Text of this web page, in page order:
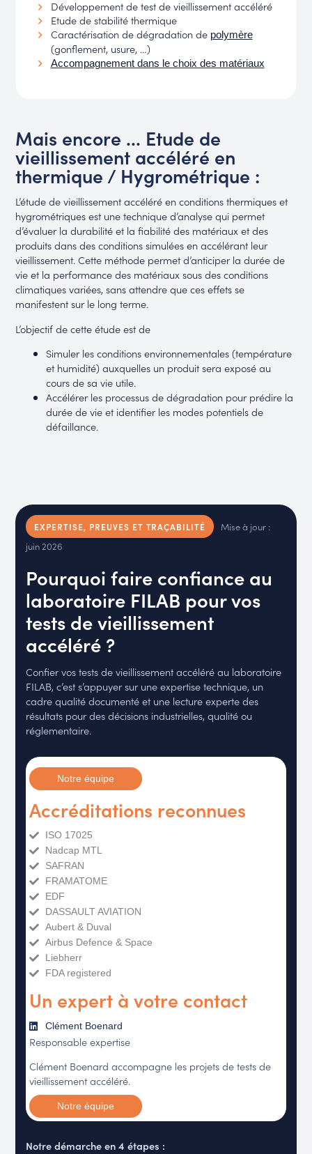
Développement de test de vieillissement accéléré
Etude de stabilité thermique
Caractérisation de dégradation de polymère
(gonflement, usure, …)
Accompagnement dans le choix des matériaux
Mais encore ... Etude de
vieillissement accéléré en
thermique / Hygrométrique :
L’étude de vieillissement accéléré en conditions thermiques et
hygrométriques est une technique d’analyse qui permet
d’évaluer la durabilité et la fiabilité des matériaux et des
produits dans des conditions simulées en accélérant leur
vieillissement. Cette méthode permet d’anticiper la durée de
vie et la performance des matériaux sous des conditions
climatiques variées, sans attendre que ces effets se
manifestent sur le long terme.
L’objectif de cette étude est de
Simuler les conditions environnementales (température
et humidité) auxquelles un produit sera exposé au
cours de sa vie utile.
Accélérer les processus de dégradation pour prédire la
durée de vie et identifier les modes potentiels de
défaillance.
EXPERTISE, PREUVES ET TRAÇABILITÉ
Mise à jour :
juin 2026
Pourquoi faire confiance au
laboratoire FILAB pour vos
tests de vieillissement
accéléré ?
Confier vos tests de vieillissement accéléré au laboratoire
FILAB, c’est s’appuyer sur une expertise technique, un
cadre qualité documenté et une lecture experte des
résultats pour des décisions industrielles, qualité ou
réglementaire.
Notre équipe
Accréditations reconnues
ISO 17025
Nadcap MTL
SAFRAN
FRAMATOME
EDF
DASSAULT AVIATION
Aubert & Duval
Airbus Defence & Space
Liebherr
FDA registered
Un expert à votre contact
Clément Boenard
Responsable expertise
Clément Boenard accompagne les projets de tests de
vieillissement accéléré.
Notre équipe
Notre démarche en 4 étapes :